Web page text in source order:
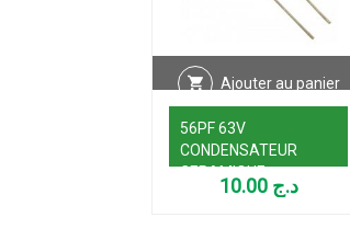
Ajouter au panier
56PF 63V
CONDENSATEUR
CERAMIQUE
د.ج 10.00